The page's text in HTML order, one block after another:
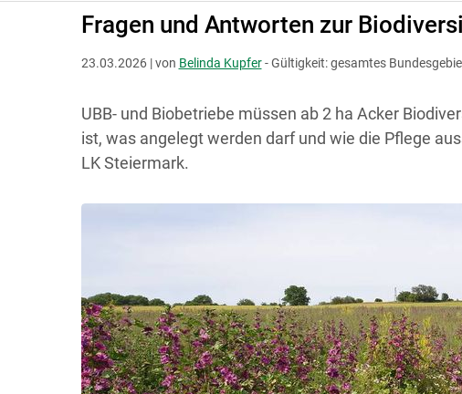
Fragen und Antworten zur
23.03.2026 | von Belinda Kupfer- Gültigkeit: gesamtes
UBB- und Biobetriebe müssen ab 2 ha Acker
ist, was angelegt werden darf und wie die Pflege
LK Steiermark.